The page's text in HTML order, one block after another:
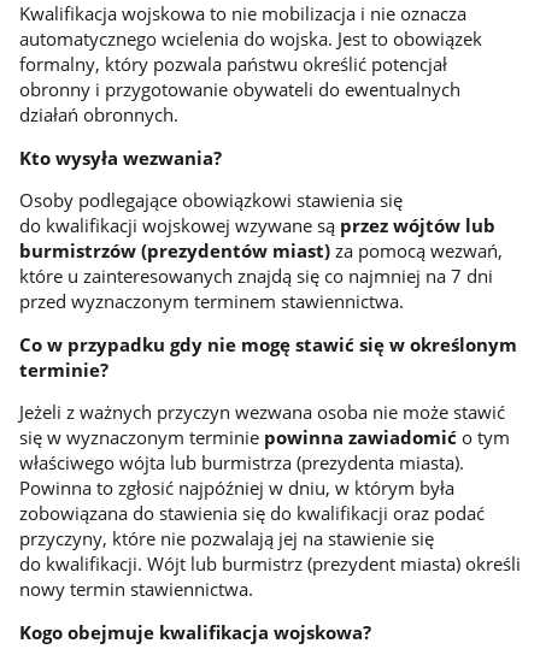
Kwalifikacja wojskowa to nie mobilizacja i nie oznacza
automatycznego wcielenia do wojska. Jest to obowiązek
formalny, który pozwala państwu określić potencjał
obronny i przygotowanie obywateli do ewentualnych
działań obronnych.
Kto wysyła wezwania?
Osoby podlegające obowiązkowi stawienia się
do kwalifikacji wojskowej wzywane są przez wójtów lub
burmistrzów (prezydentów miast)za pomocą wezwań,
które u zainteresowanych znajdą się co najmniej na 7 dni
przed wyznaczonym terminem stawiennictwa.
Co w przypadku gdy nie mogę stawić się w określonym
terminie?
Jeżeli z ważnych przyczyn wezwana osoba nie może stawić
się w wyznaczonym terminie powinna zawiadomićo tym
właściwego wójta lub burmistrza (prezydenta miasta).
Powinna to zgłosić najpóźniej w dniu, w którym była
zobowiązana do stawienia się do kwalifikacji oraz podać
przyczyny, które nie pozwalają jej na stawienie się
do kwalifikacji. Wójt lub burmistrz (prezydent miasta) określi
nowy termin stawiennictwa.
Kogo obejmuje kwalifikacja wojskowa?